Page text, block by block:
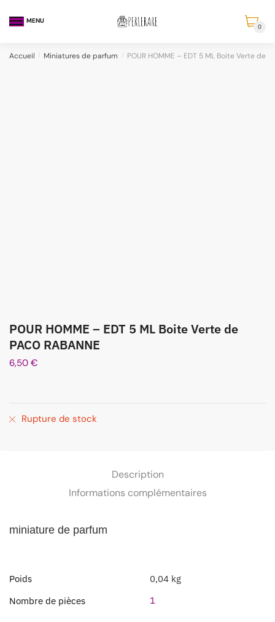
MENU
0
Accueil / Miniatures de parfum / POUR HOMME – EDT 5 ML Boite Verte de
POUR HOMME – EDT 5 ML Boite Verte de
PACO RABANNE
6,50 €
Rupture de stock
Description
Informations complémentaires
miniature de parfum
Poids
0,04 kg
Nombre de pièces
1